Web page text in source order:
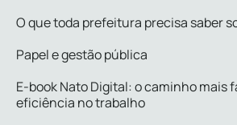
O que toda prefeitura precisa saber
Papel e gestão pública
E-book Nato Digital: o caminho mais
eficiência no trabalho